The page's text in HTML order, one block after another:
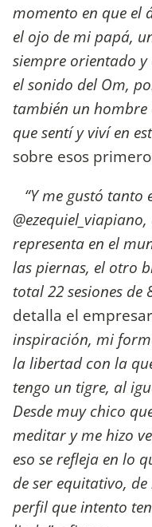
momento en que el
el ojo de mi papá,
siempre orientado
el sonido del Om,
también un hombre
que sentí y viví en
sobre esos
“Y me gustó
representa en el
las piernas, el otro
total 22 sesiones de
detalla el
inspiración, mi
la libertad con la
tengo un tigre, al
Desde muy chico
meditar y me hizo
eso se refleja en lo
de ser equitativo,
perfil que intento